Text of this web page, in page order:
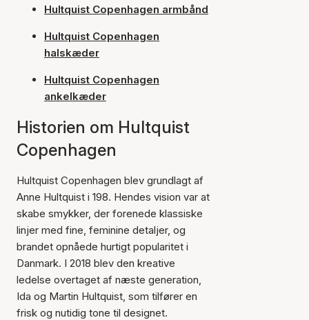
Hultquist Copenhagen armbånd
Hultquist Copenhagen
halskæder
Hultquist Copenhagen
ankelkæder
Historien om Hultquist
Copenhagen
Hultquist Copenhagen blev grundlagt af
Anne Hultquist i 198. Hendes vision var at
skabe smykker, der forenede klassiske
linjer med fine, feminine detaljer, og
brandet opnåede hurtigt popularitet i
Danmark. I 2018 blev den kreative
ledelse overtaget af næste generation,
Ida og Martin Hultquist, som tilfører en
frisk og nutidig tone til designet.